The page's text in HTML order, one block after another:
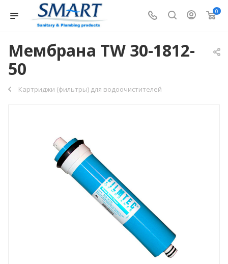
0
Мембрана TW 30-1812-
50
Картриджи (фильтры) для водоочистителей